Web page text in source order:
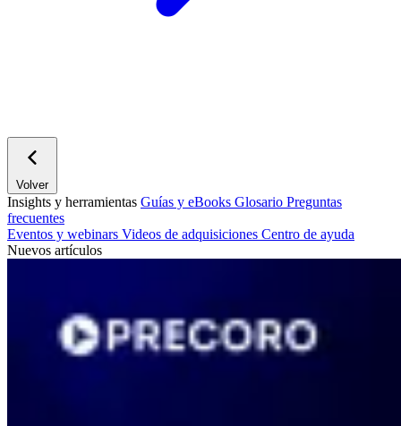
Volver
Insights y herramientas Guías y eBooks Glosario Preguntas
frecuentes
Eventos y webinars Videos de adquisiciones Centro de ayuda
Nuevos artículos